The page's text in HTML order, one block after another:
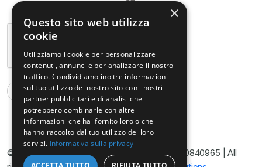
© Copyright@ Studio Legale Armella P.I. 11090840965 | All
×
Questo sito web utilizza
cookie
Utilizziamo i cookie per personalizzare
contenuti, annunci e per analizzare il nostro
traffico. Condividiamo inoltre informazioni
sul tuo utilizzo del nostro sito con i nostri
partner pubblicitari e di analisi che
potrebbero combinarle con altre
informazioni che hai fornito loro o che
hanno raccolto dal tuo utilizzo dei loro
servizi. Informativa sulla privacy